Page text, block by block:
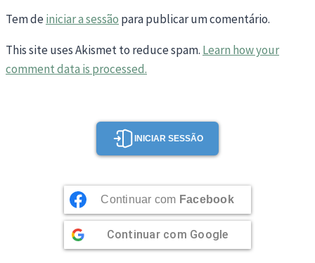
Tem deiniciar a sessão para publicar um comentário.
This site uses Akismet to reduce spam. Learn how your
comment data is processed.
INICIAR SESSÃO
Continuar com Facebook
Continuar com Google